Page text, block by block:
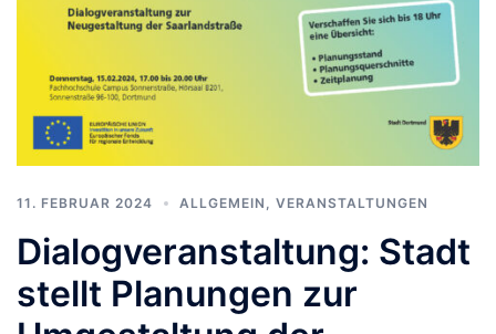
11. FEBRUAR 2024 ALLGEMEIN VERANSTALTUNGEN
Dialogveranstaltung: Stadt
stellt Planungen zur